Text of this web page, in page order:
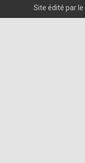
Site édité par